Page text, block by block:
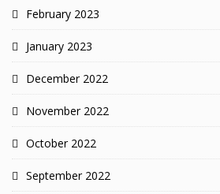
February 2023
January 2023
December 2022
November 2022
October 2022
September 2022